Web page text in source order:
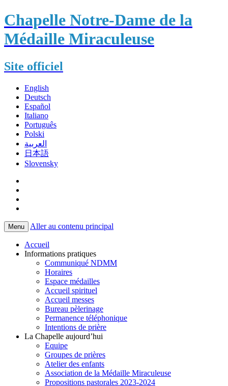
Chapelle Notre-Dame de la
Médaille Miraculeuse
Site officiel
English
Deutsch
Español
Italiano
Português
Polski
العربية
日本語
Slovensky
Menu Aller au contenu principal
Accueil
Informations pratiques
Communiqué NDMM
Horaires
Espace médailles
Accueil spirituel
Accueil messes
Bureau pèlerinage
Permanence téléphonique
Intentions de prière
La Chapelle aujourd’hui
Equipe
Groupes de prières
Atelier des enfants
Association de la Médaille Miraculeuse
Propositions pastorales 2023-2024